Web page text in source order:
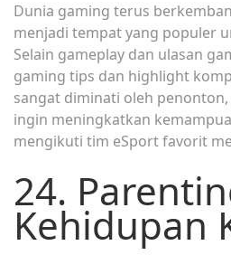
Dunia gaming terus
menjadi tempat yang populer
Selain gameplay dan ulasan
gaming tips dan highlight
sangat diminati oleh
ingin meningkatkan
mengikuti tim eSport favorit
24.
Kehidupan